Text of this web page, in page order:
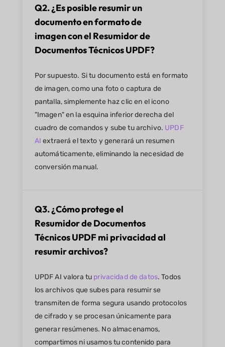
Q2. ¿Es posible resumir un
documento en formato de
imagen con el Resumidor de
Documentos Técnicos UPDF?
Por supuesto. Si tu documento está en formato
de imagen, como una foto o captura de
pantalla, simplemente haz clic en el icono
"Imagen" en la esquina inferior derecha del
cuadro de comandos y sube tu archivo. UPDF
AI extraerá el texto y generará un resumen
automáticamente, eliminando la necesidad de
conversión manual.
Q3. ¿Cómo protege el
Resumidor de Documentos
Técnicos UPDF mi privacidad al
resumir archivos?
UPDF AI valora tu privacidad de datos. Todos
los archivos que subes para resumir se
transmiten de forma segura usando protocolos
de cifrado y se procesan únicamente para
generar resúmenes. No almacenamos,
compartimos ni usamos tu contenido para